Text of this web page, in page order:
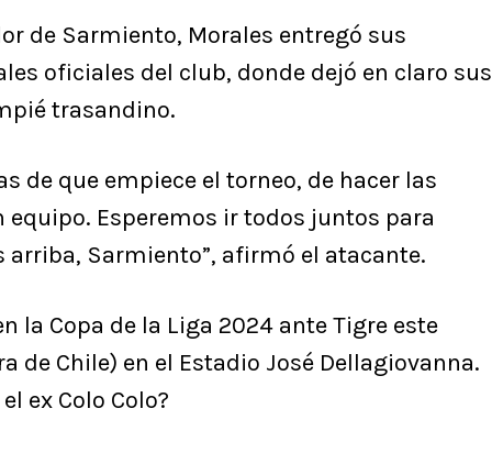
de Sarmiento, Morales entregó sus
oficiales del club, donde dejó en claro sus
trasandino.
de que empiece el torneo, de hacer las
Esperemos ir todos juntos para
arriba, Sarmiento”, afirmó el atacante.
la Copa de la Liga 2024 ante Tigre este
de Chile) en el Estadio José Dellagiovanna.
ex Colo Colo?